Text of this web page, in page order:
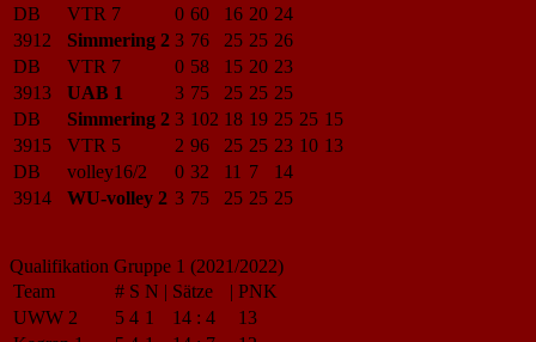
DB
VTR 7 0 60 16 20 24
3912
Simmering 2 3 76 25 25 26
DB
VTR 7 0 58 15 20 23
3913
UAB 1 3 75 25 25 25
DB
Simmering 2 3 102 18 19 25 25 15
3915
VTR 5 2 96 25 25 23 10 13
DB
volley16/2 0 32 11 7
14
3914
WU-volley 2 3 75 25 25 25
Qualifikation Gruppe 1 (2021/2022)
Team
# S N | Sätze | PNK
UWW 2
5 4 1 14 : 4
13